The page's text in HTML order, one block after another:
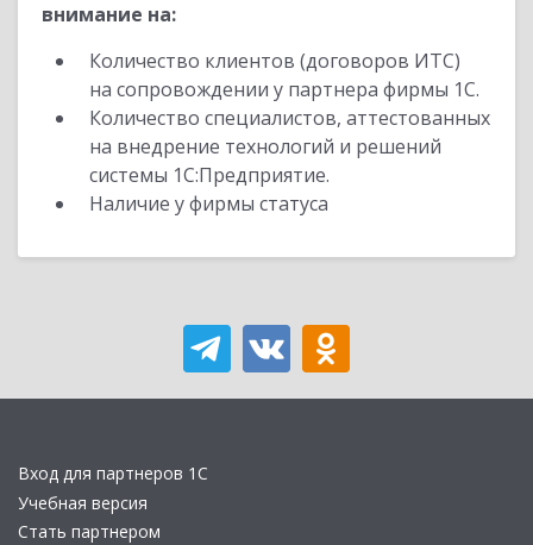
внимание на:
Количество клиентов (договоров ИТС)
на сопровождении у партнера фирмы 1С.
Количество специалистов, аттестованных
на внедрение технологий и решений
системы 1С:Предприятие.
Наличие у фирмы статуса
Вход для партнеров 1С
Учебная версия
Стать партнером